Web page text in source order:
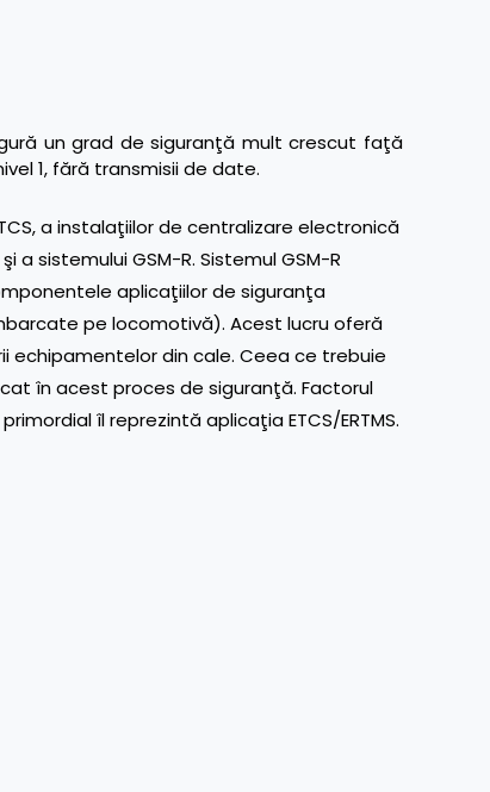
un grad de siguranţă mult crescut faţă
1, fără transmisii de date.
a instalaţiilor de centralizare electronică
sistemului GSM-R. Sistemul GSM-R
aplicaţiilor de siguranţa
pe locomotivă). Acest lucru oferă
echipamentelor din cale. Ceea ce trebuie
în acest proces de siguranţă. Factorul
îl reprezintă aplicaţia ETCS/ERTMS.